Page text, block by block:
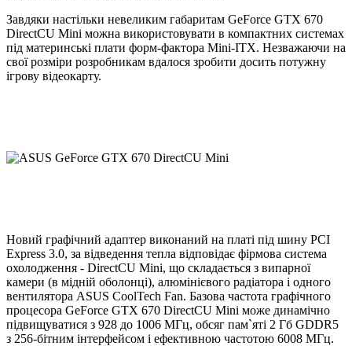
Завдяки настільки невеликим габаритам GeForce GTX 670
DirectCU Mini можна використовувати в компактних системах
під материнські плати форм-фактора Mini-ITX. Незважаючи на
свої розміри розробникам вдалося зробити досить потужну
ігрову відеокарту.
Новий графічний адаптер виконаний на платі під шину PCI
Express 3.0, за відведення тепла відповідає фірмова система
охолодження - DirectCU Mini, що складається з випарної
камери (в мідній оболонці), алюмінієвого радіатора і одного
вентилятора ASUS CoolTech Fan. Базова частота графічного
процесора GeForce GTX 670 DirectCU Mini може динамічно
підвищуватися з 928 до 1006 МГц, обсяг пам`яті 2 Гб GDDR5
з 256-бітним інтерфейсом і ефективною частотою 6008 МГц.